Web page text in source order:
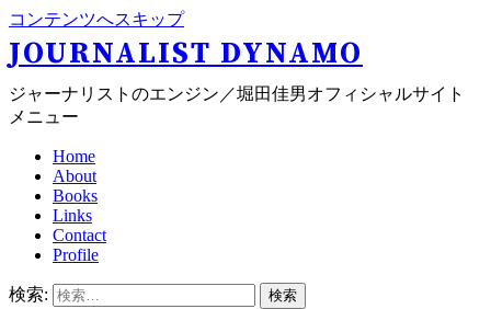
コンテンツへスキップ
JOURNALIST DYNAMO
ジャーナリストのエンジン／堀田佳男オフィシャルサイト
メニュー
Home
About
Books
Links
Contact
Profile
検索: